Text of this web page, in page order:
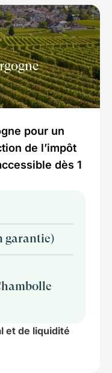
pour un
de l’impôt
dès 1
garantie)
et de liquidité